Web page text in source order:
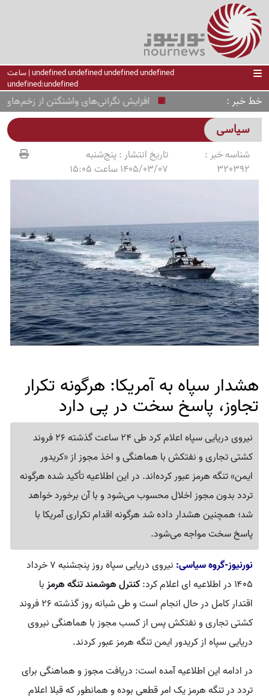
undefined undefined undefined undefined | ساعت
undefined:undefined
خط خبر افزایش نگرانی‌های واشنگتن از زخم‌های
سیاسی
شناسه خبر :
320392
تاریخ انتشار :پنج‌شنبه
1405/03/07 ساعت 15:05
هشدار سپاه به آمریکا: هرگونه تکرار
تجاوز، پاسخ سخت در پی دارد
نیروی دریایی سپاه اعلام کرد طی 24 ساعت گذشته 26 فروند
کشتی تجاری و نفتکش با هماهنگی و اخذ مجوز از «کریدور
ایمن» تنگه هرمز عبور کرده‌اند. در این اطلاعیه تأکید شده هرگونه
تردد بدون مجوز اخلال محسوب می‌شود و با آن برخورد خواهد
شد؛ همچنین هشدار داده شد هرگونه اقدام تکراری آمریکا با
پاسخ سخت مواجه می‌شود.
نورنیوز-گروه سیاسی:
نیروی دریایی سپاه روز پنجشنبه ۷ خرداد
۱۴۰۵ در اطلاعیه ای اعلام کرد:
کنترل هوشمند تنگه هرمزبا
اقتدار کامل در حال انجام است و طی شبانه روز گذشته ۲۶ فروند
کشتی تجاری و نفتکش پس از کسب مجوز با هماهنگی نیروی
دریایی سپاه از کریدور ایمن تنگه هرمز عبور کردند.
در ادامه این اطلاعیه آمده است: دریافت مجوز و هماهنگی برای
تردد در تنگه هرمز یک امر قطعی بوده و همانطور که قبلا اعلام